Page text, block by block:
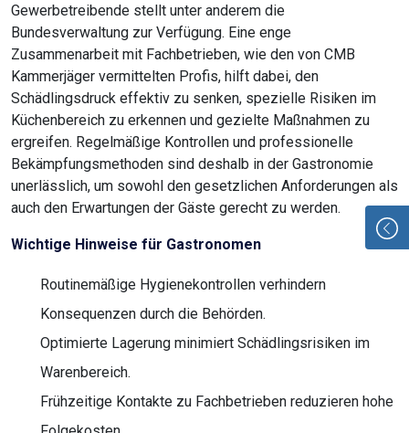
Gewerbetreibende stellt unter anderem die
Bundesverwaltung zur Verfügung. Eine enge
Zusammenarbeit mit Fachbetrieben, wie den von CMB
Kammerjäger vermittelten Profis, hilft dabei, den
Schädlingsdruck effektiv zu senken, spezielle Risiken im
Küchenbereich zu erkennen und gezielte Maßnahmen zu
ergreifen. Regelmäßige Kontrollen und professionelle
Bekämpfungsmethoden sind deshalb in der Gastronomie
unerlässlich, um sowohl den gesetzlichen Anforderungen als
auch den Erwartungen der Gäste gerecht zu werden.
Wichtige Hinweise für Gastronomen
Routinemäßige Hygienekontrollen verhindern
Konsequenzen durch die Behörden.
Optimierte Lagerung minimiert Schädlingsrisiken im
Warenbereich.
Frühzeitige Kontakte zu Fachbetrieben reduzieren hohe